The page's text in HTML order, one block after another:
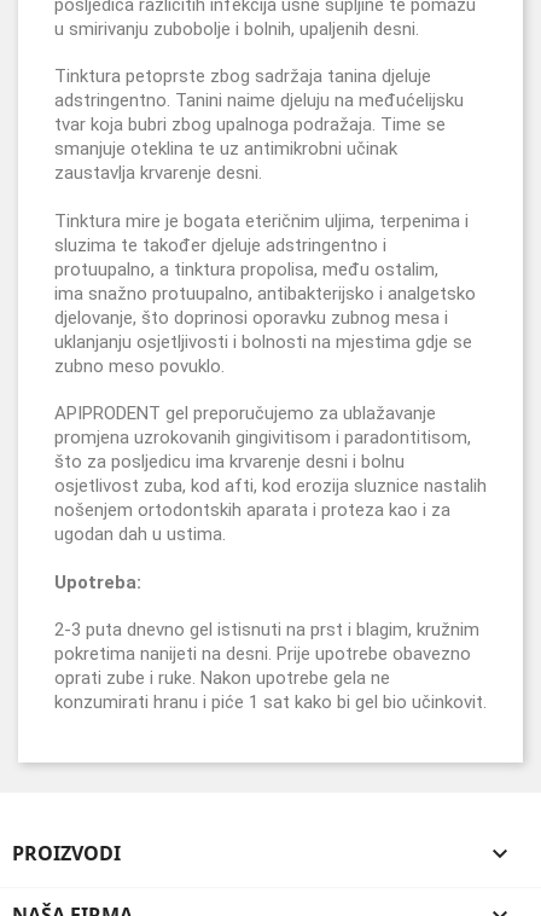
posljedica različitih infekcija usne šupljine te pomažu
u smirivanju zubobolje i bolnih, upaljenih desni.
Tinktura petoprste zbog sadržaja tanina djeluje
adstringentno. Tanini naime djeluju na međućelijsku
tvar koja bubri zbog upalnoga podražaja. Time se
smanjuje oteklina te uz antimikrobni učinak
zaustavlja krvarenje desni.
Tinktura mire je bogata eteričnim uljima, terpenima i
sluzima te također djeluje adstringentno i
protuupalno, a tinktura propolisa, među ostalim,
ima snažno protuupalno, antibakterijsko i analgetsko
djelovanje, što doprinosi oporavku zubnog mesa i
uklanjanju osjetljivosti i bolnosti na mjestima gdje se
zubno meso povuklo.
APIPRODENT gel preporučujemo za ublažavanje
promjena uzrokovanih gingivitisom i paradontitisom,
što za posljedicu ima krvarenje desni i bolnu
osjetlivost zuba, kod afti, kod erozija sluznice nastalih
nošenjem ortodontskih aparata i proteza kao i za
ugodan dah u ustima.
Upotreba:
2-3 puta dnevno gel istisnuti na prst i blagim, kružnim
pokretima nanijeti na desni. Prije upotrebe obavezno
oprati zube i ruke. Nakon upotrebe gela ne
konzumirati hranu i piće 1 sat kako bi gel bio učinkovit.
PROIZVODI 